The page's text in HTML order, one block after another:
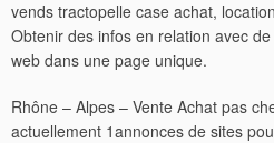
vends tractopelle case achat,
Obtenir des infos en relation avec
web dans une page unique.
Rhône – Alpes – Vente Achat pas
actuellement 1annonces de sites